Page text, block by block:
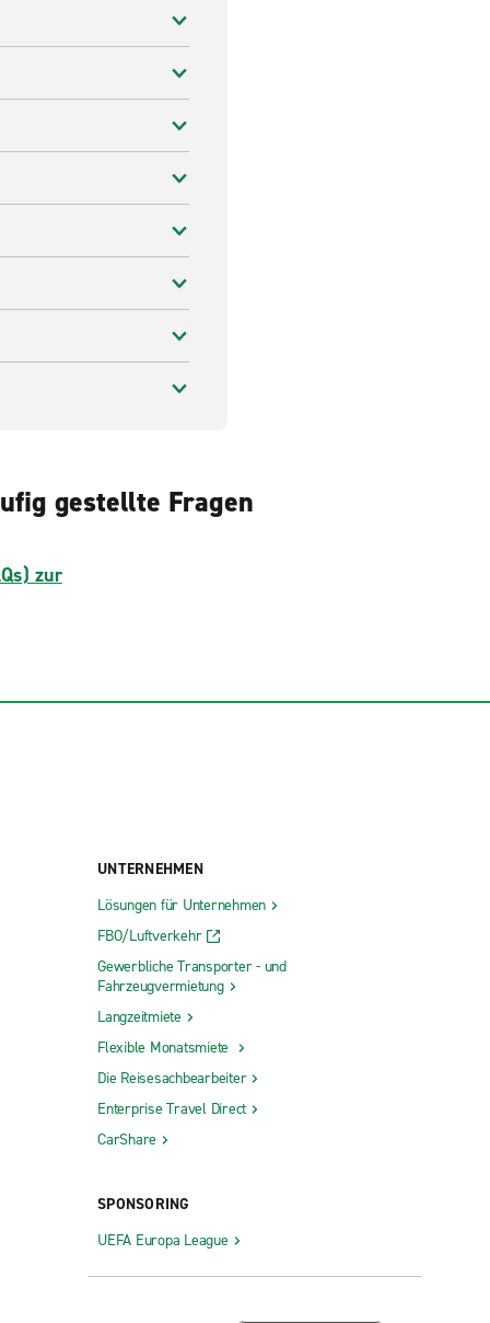
gestellte Fragen
zur
UNTERNEHMEN
Lösungen für Unternehmen
FBO/Luftverkehr
Gewerbliche Transporter - und
Fahrzeugvermietung
Langzeitmiete
Flexible Monatsmiete
Die Reisesachbearbeiter
Enterprise Travel Direct
CarShare
SPONSORING
UEFA Europa League